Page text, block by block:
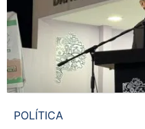
POLÍTICA